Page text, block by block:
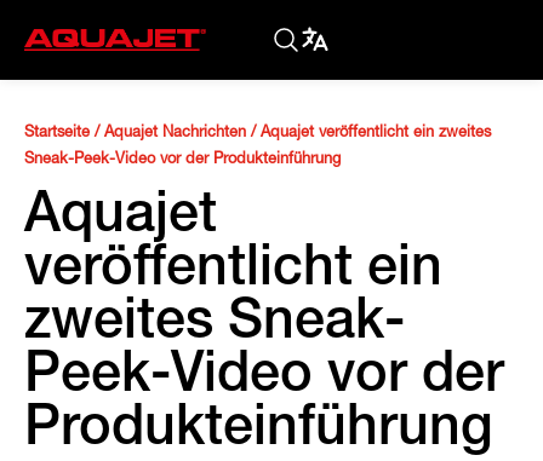
Startseite / Aquajet Nachrichten / Aquajet veröffentlicht ein zweites
Sneak-Peek-Video vor der Produkteinführung
Aquajet
veröffentlicht ein
zweites Sneak-
Peek-Video vor der
Produkteinführung